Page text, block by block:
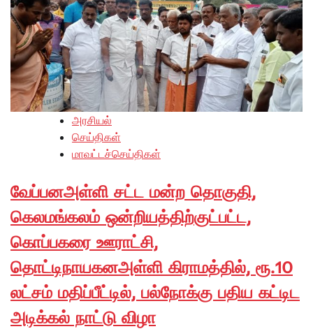
அரசியல்
செய்திகள்
மாவட்டச்செய்திகள்
வேப்பனஅள்ளி சட்ட மன்ற தொகுதி,
கெலமங்கலம் ஒன்றியத்திற்குட்பட்ட,
கொப்பகரை ஊராட்சி,
தொட்டிநாயகனஅள்ளி கிராமத்தில், ரூ.10
லட்சம் மதிப்பீட்டில், பல்நோக்கு பதிய கட்டிட
அடிக்கல் நாட்டு விழா